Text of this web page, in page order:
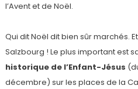
l’Avent et de Noël.
Qui dit Noël dit bien sûr marchés.
Salzbourg ! Le plus important est
historique de l’Enfant-Jésus
décembre) sur les places de la